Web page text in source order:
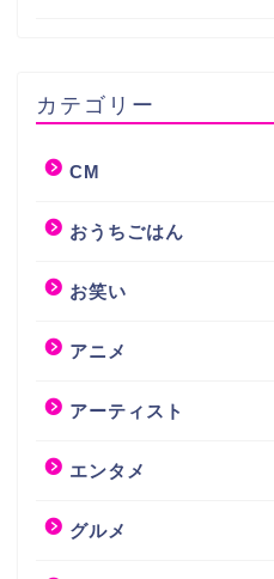
カテゴリー
CM
おうちごはん
お笑い
アニメ
アーティスト
エンタメ
グルメ